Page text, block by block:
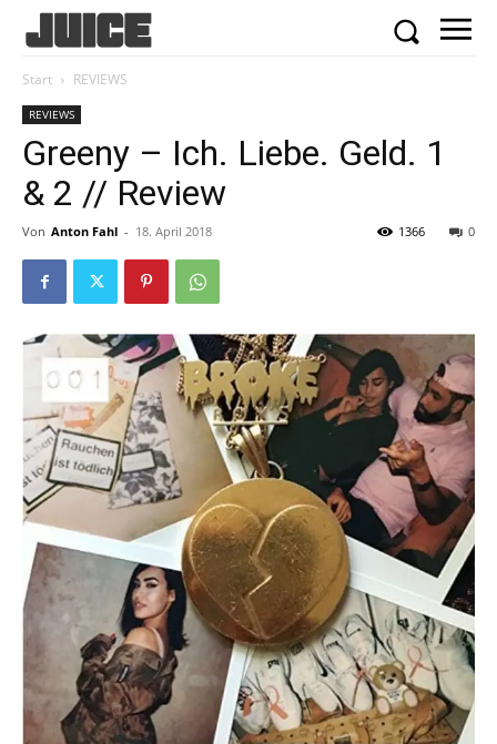
Start REVIEWS
REVIEWS
Greeny – Ich. Liebe. Geld. 1
& 2 // Review
Von Anton Fahl - 18. April 2018 0
1366